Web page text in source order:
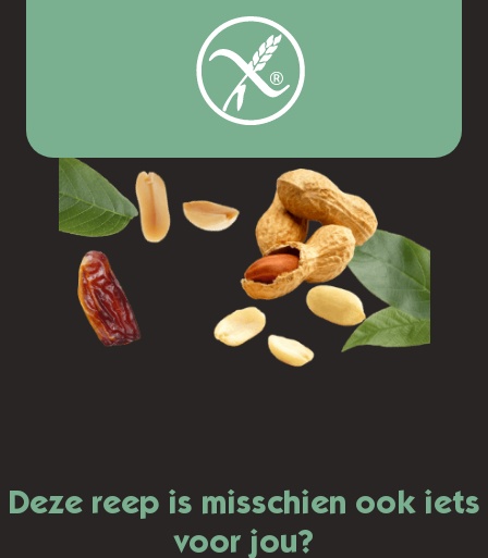
Deze reep is misschien ook iets
voor jou?